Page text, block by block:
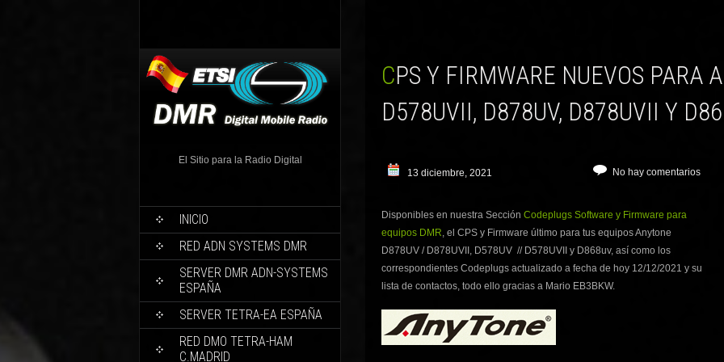
El Sitio para la Radio Digital
INICIO
RED ADN SYSTEMS DMR
SERVER DMR ADN-SYSTEMS
ESPAÑA
SERVER TETRA-EA ESPAÑA
RED DMO TETRA-HAM
C.MADRID
CPS Y FIRMWARE NUEVOS PARA ANYTENOE D578UV,
D578UVII, D878UV, D878UVII Y
13 diciembre, 2021 No hay comentarios
Disponibles en nuestra Sección Codeplugs Software y Firmware para
equipos DMR, el CPS y Firmware último para tus equipos Anytone
D878UV / D878UVII, D578UV // D578UVII y D868uv, así como los
correspondientes Codeplugs actualizado a fecha de hoy 12/12/2021 y su
lista de contactos, todo ello gracias a Mario EB3BKW.